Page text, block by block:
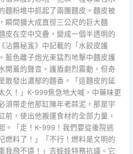
麵粉堆中抓起了兩團麵皮。麵皮被
瞬間擴大成直徑三公尺的巨大麵
皮在空中交疊，變成一個半透明的
沾醬秘笈》中記載的「水餃皮護
藍色離子炮光束猛烈地擊中麵皮護
開蓋的聲音。護盾劇烈震動，但奇
散發出濃郁的麵香。「這麵皮的延
久！」K-999焦急地大喊，中藥味更
須帶走他那缸陳年老蒜泥，那是宇
前，使出他搬運食材的全部力量，
。「走！K-999！我們要從後院逃
燃料了！」「不行！燃料是文明的
我飛不遠！」吉娃娃特務抗議。它